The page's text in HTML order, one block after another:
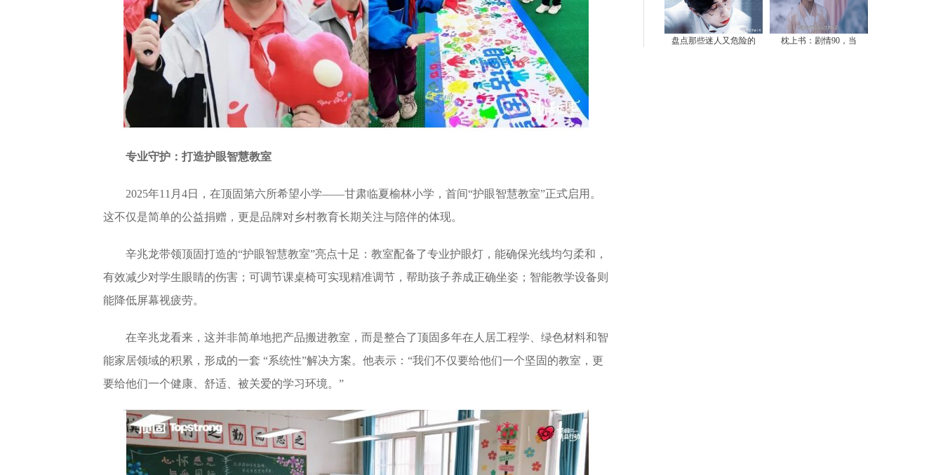
专业守护：打造护眼智慧教室
2025年11月4日，在顶固第六所希望小学——甘肃临夏榆林小学，首间“护眼智慧教室”正式启用。
这不仅是简单的公益捐赠，更是品牌对乡村教育长期关注与陪伴的体现。
辛兆龙带领顶固打造的“护眼智慧教室”亮点十足：教室配备了专业护眼灯，能确保光线均匀柔和，
有效减少对学生眼睛的伤害；可调节课桌椅可实现精准调节，帮助孩子养成正确坐姿；智能教学设备则
能降低屏幕视疲劳。
在辛兆龙看来，这并非简单地把产品搬进教室，而是整合了顶固多年在人居工程学、绿色材料和智
能家居领域的积累，形成的一套 “系统性”解决方案。他表示：“我们不仅要给他们一个坚固的教室，更
要给他们一个健康、舒适、被关爱的学习环境。”
盘点那些迷人又危险的 枕上书：剧情90，当